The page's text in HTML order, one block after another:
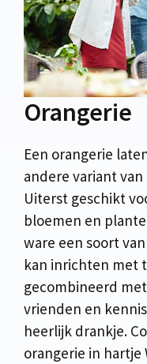
Orangerie
Een orangerie
andere variant
Uiterst geschikt
bloemen en
ware een soort
kan inrichten met
gecombineerd
vrienden en
heerlijk drankje.
orangerie in hartje